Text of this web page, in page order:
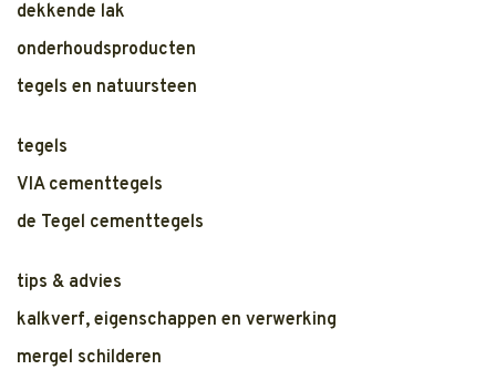
dekkende lak
onderhoudsproducten
tegels en natuursteen
tegels
VIA cementtegels
de Tegel cementtegels
tips & advies
kalkverf, eigenschappen en verwerking
mergel schilderen